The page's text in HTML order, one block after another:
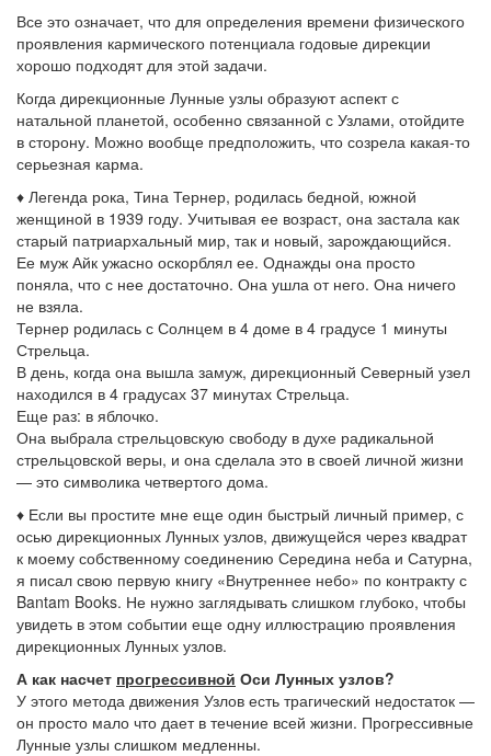
Все это означает, что для определения времени физического
проявления кармического потенциала годовые дирекции
хорошо подходят для этой задачи.
Когда дирекционные Лунные узлы образуют аспект с
натальной планетой, особенно связанной с Узлами, отойдите
в сторону. Можно вообще предположить, что созрела какая-то
серьезная карма.
♦ Легенда рока, Тина Тернер, родилась бедной, южной
женщиной в 1939 году. Учитывая ее возраст, она застала как
старый патриархальный мир, так и новый, зарождающийся.
Ее муж Айк ужасно оскорблял ее. Однажды она просто
поняла, что с нее достаточно. Она ушла от него. Она ничего
не взяла.
Тернер родилась с Солнцем в 4 доме в 4 градусе 1 минуты
Стрельца.
В день, когда она вышла замуж, дирекционный Северный узел
находился в 4 градусах 37 минутах Стрельца.
Еще раз: в яблочко.
Она выбрала стрельцовскую свободу в духе радикальной
стрельцовской веры, и она сделала это в своей личной жизни
— это символика четвертого дома.
♦ Если вы простите мне еще один быстрый личный пример, с
осью дирекционных Лунных узлов, движущейся через квадрат
к моему собственному соединению Середина неба и Сатурна,
я писал свою первую книгу «Внутреннее небо» по контракту с
Bantam Books. Не нужно заглядывать слишком глубоко, чтобы
увидеть в этом событии еще одну иллюстрацию проявления
дирекционных Лунных узлов.
А как насчет прогрессивной Оси Лунных узлов?
У этого метода движения Узлов есть трагический недостаток —
он просто мало что дает в течение всей жизни. Прогрессивные
Лунные узлы слишком медленны.